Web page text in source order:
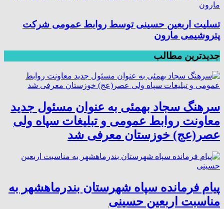
تسلیت اربعین حسینی توسط روابط عمومی شرکت
پتروشیمی مارون
جدیدترین مطالب
سرهنگ سجاد بهمئی به عنوان مسئول جدید
معاونت روابط عمومی و تبلیغات سپاه ولی
عصر(عج) خوزستان معرفی شد
پیام فرمانده سپاه شهرستان بندرماهشهر به
مناسبت اربعین حسینی